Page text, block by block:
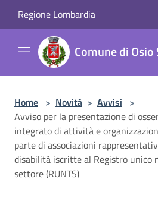
Regione Lombardia
Comune di
Home > Novità > Avvisi >
Avviso per la presentazione di
integrato di attività e
parte di associazioni
disabilità iscritte al Registro unico
settore (RUNTS)